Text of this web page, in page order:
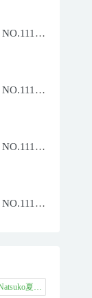
夏夏子